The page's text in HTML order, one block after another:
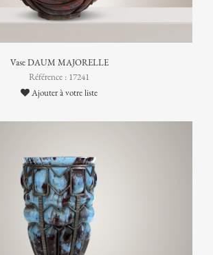
Vase DAUM MAJORELLE
Référence : 17241
Ajouter à votre liste